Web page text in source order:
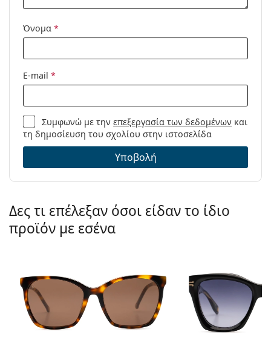
Όνομα *
E-mail *
Συμφωνώ με τηνεπεξεργασία των δεδομένων και
τη δημοσίευση του σχολίου στην ιστοσελίδα
Υποβολή
Δες τι επέλεξαν όσοι είδαν το ίδιο
προϊόν με εσένα